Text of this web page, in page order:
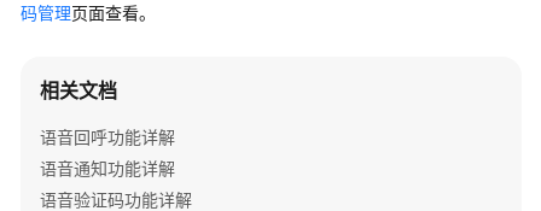
价
明
快
速
入
码管理页面查看。
相关文档
语音回呼功能详解
语音通知功能详解
语音验证码功能详解